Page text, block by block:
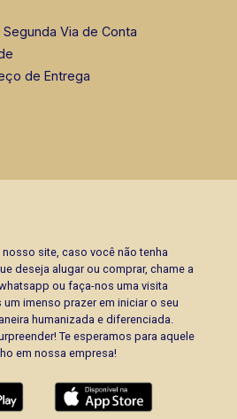
Via de Conta
de Entrega
site, caso você não tenha
deseja alugar ou comprar, chame a
ou faça-nos uma visita
um imenso prazer em iniciar o seu
humanizada e diferenciada.
Te esperamos para aquele
em nossa empresa!